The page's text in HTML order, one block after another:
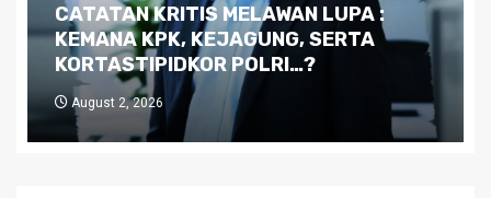
Dilema Kaltim di Tengah Krisis:
Kutukan Sumber Daya Alam dan
Pemimpin yang Tak Kreatif
July 29, 2026